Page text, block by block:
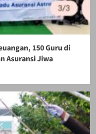
150 Guru di
Asuransi Jiwa